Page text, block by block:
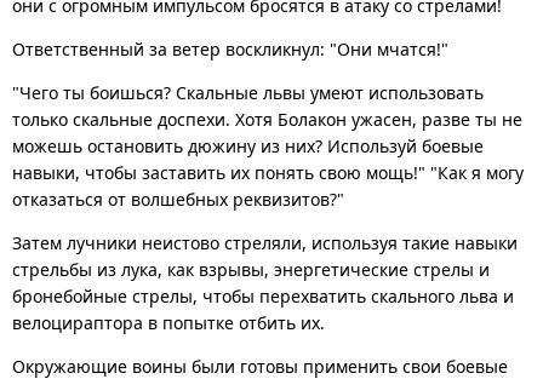
они с огромным импульсом бросятся в атаку со стрелами!
Ответственный за ветер воскликнул: "Они мчатся!"
"Чего ты боишься? Скальные львы умеют использовать
только скальные доспехи. Хотя Болакон ужасен, разве ты не
можешь остановить дюжину из них? Используй боевые
навыки, чтобы заставить их понять свою мощь!" "Как я могу
отказаться от волшебных реквизитов?"
Затем лучники неистово стреляли, используя такие навыки
стрельбы из лука, как взрывы, энергетические стрелы и
бронебойные стрелы, чтобы перехватить скального льва и
велоцираптора в попытке отбить их.
Окружающие воины были готовы применить свои боевые